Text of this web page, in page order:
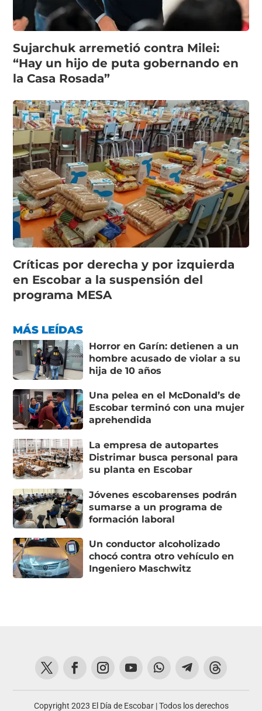
Sujarchuk arremetió contra Milei:
“Hay un hijo de puta gobernando en
la Casa Rosada”
Críticas por derecha y por izquierda
en Escobar a la suspensión del
programa MESA
MÁS LEÍDAS
Horror en Garín: detienen a un
hombre acusado de violar a su
hija de 10 años
Una pelea en el McDonald’s de
Escobar terminó con una mujer
aprehendida
La empresa de autopartes
Distrimar busca personal para
su planta en Escobar
Jóvenes escobarenses podrán
sumarse a un programa de
formación laboral
Un conductor alcoholizado
chocó contra otro vehículo en
Ingeniero Maschwitz
Copyright 2023 El Día de Escobar | Todos los derechos